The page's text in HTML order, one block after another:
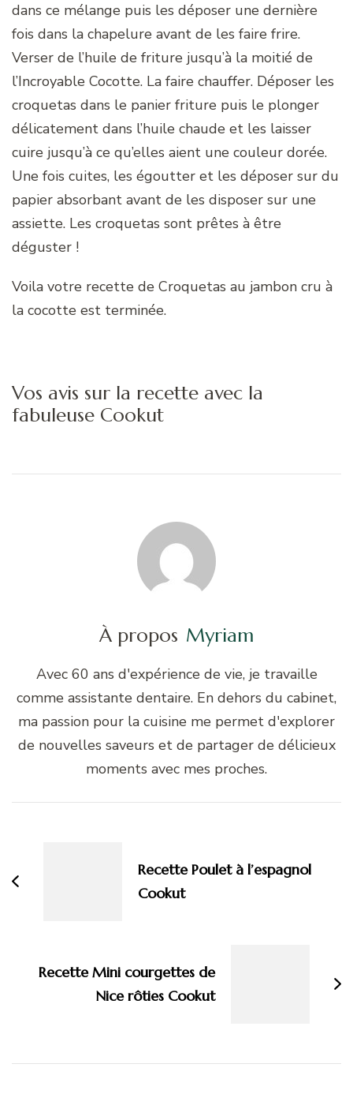
dans ce mélange puis les déposer une dernière
fois dans la chapelure avant de les faire frire.
Verser de l’huile de friture jusqu’à la moitié de
l’Incroyable Cocotte. La faire chauffer. Déposer les
croquetas dans le panier friture puis le plonger
délicatement dans l’huile chaude et les laisser
cuire jusqu’à ce qu’elles aient une couleur dorée.
Une fois cuites, les égoutter et les déposer sur du
papier absorbant avant de les disposer sur une
assiette. Les croquetas sont prêtes à être
déguster !
Voila votre recette de Croquetas au jambon cru à
la cocotte est terminée.
Vos avis sur la recette avec la
fabuleuse Cookut
À propos Myriam
Avec 60 ans d'expérience de vie, je travaille
comme assistante dentaire. En dehors du cabinet,
ma passion pour la cuisine me permet d'explorer
de nouvelles saveurs et de partager de délicieux
moments avec mes proches.
Recette Poulet à l’espagnol
Cookut
Recette Mini courgettes de
Nice rôties Cookut